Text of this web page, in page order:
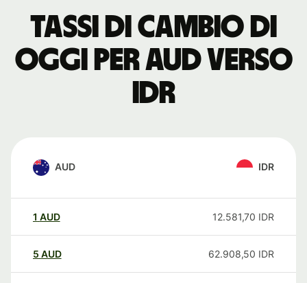
Tassi di cambio di
oggi per AUD verso
IDR
AUD IDR
1 AUD 12.581,70 IDR
5 AUD 62.908,50 IDR